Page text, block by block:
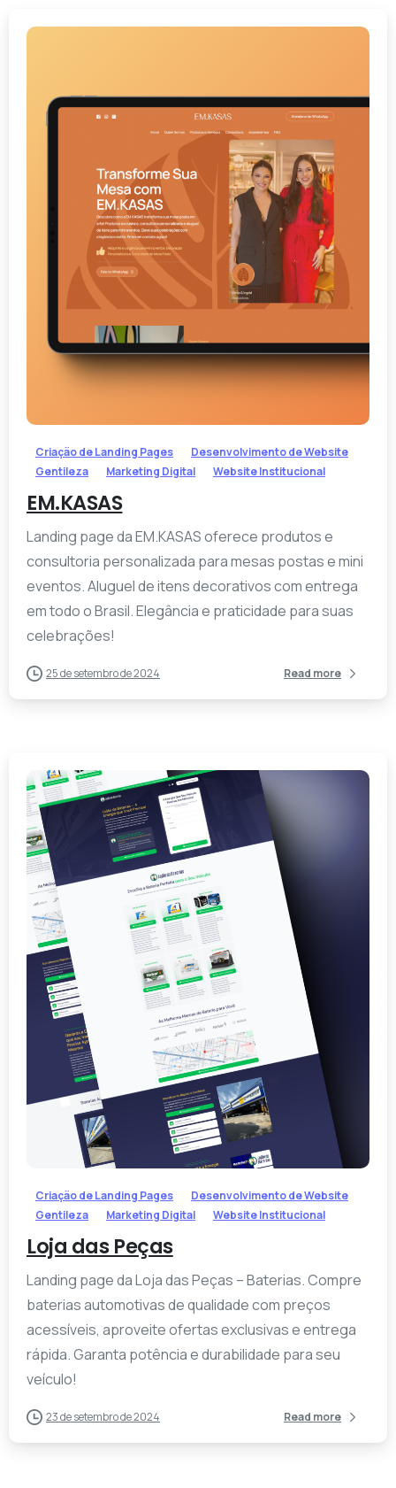
Criação de Landing Pages
Desenvolvimento de Website
Gentileza
Marketing Digital Website Institucional
EM.KASAS
Landing page da EM.KASAS oferece produtos e
consultoria personalizada para mesas postas e mini
eventos. Aluguel de itens decorativos com entrega
em todo o Brasil. Elegância e praticidade para suas
celebrações!
25 de setembro de 2024 Read more
-
Criação de Landing Pages
Desenvolvimento de Website
Gentileza
Marketing Digital Website Institucional
Loja das Peças
Landing page da Loja das Peças – Baterias. Compre
baterias automotivas de qualidade com preços
acessíveis, aproveite ofertas exclusivas e entrega
rápida. Garanta potência e durabilidade para seu
veículo!
23 de setembro de 2024 Read more